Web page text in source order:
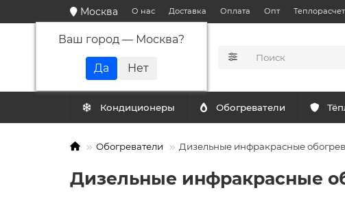
Москва
Ваш город — Москва?
О нас Доставка Оплата Опт Теплорасчет
Кондиционеры Обогреватели
Обогреватели Дизельные инфракрасные
Дизельные инфракрасные